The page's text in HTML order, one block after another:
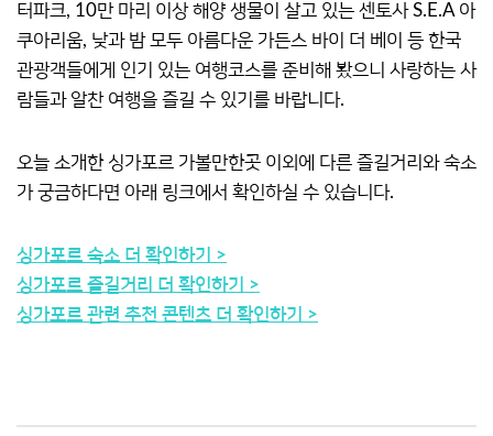
터파크, 10만 마리 이상 해양 생물이 살고 있는 센토사 S.E.A 아
쿠아리움, 낮과 밤 모두 아름다운 가든스 바이 더 베이 등 한국
관광객들에게 인기 있는 여행코스를 준비해 봤으니 사랑하는 사
람들과 알찬 여행을 즐길 수 있기를 바랍니다.
오늘 소개한 싱가포르 가볼만한곳 이외에 다른 즐길거리와 숙소
가 궁금하다면 아래 링크에서 확인하실 수 있습니다.
싱가포르 숙소 더 확인하기 >
싱가포르 즐길거리 더 확인하기 >
싱가포르 관련 추천 콘텐츠 더 확인하기 >